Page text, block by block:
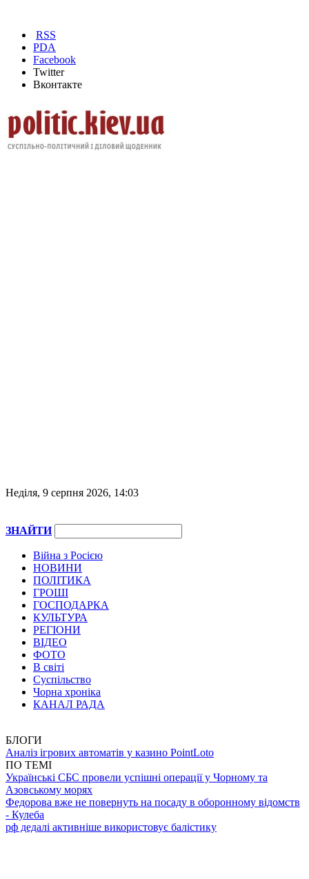
RSS
PDA
Facebook
Twitter
Вконтакте
Неділя, 9 серпня 2026, 14:03
ЗНАЙТИ
Війна з Росією
НОВИНИ
ПОЛІТИКА
ГРОШІ
ГОСПОДАРКА
КУЛЬТУРА
РЕГІОНИ
ВІДЕО
ФОТО
В світі
Суспільство
Чорна хроніка
КАНАЛ РАДА
БЛОГИ
Аналіз ігрових автоматів у казино PointLoto
ПО ТЕМІ
Українські СБС провели успішні операції у Чорному та
Азовському морях
Федорова вже не повернуть на посаду в оборонному відомств
- Кулеба
рф дедалі активніше використовує балістику